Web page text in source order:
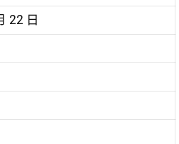
22 日